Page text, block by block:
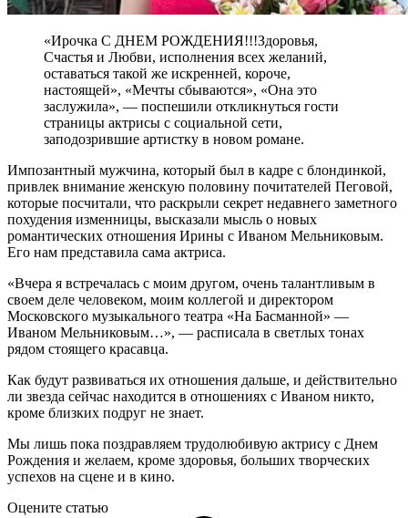
«Ирочка С ДНЕМ РОЖДЕНИЯ!!!Здоровья,
Счастья и Любви, исполнения всех желаний,
оставаться такой же искренней, короче,
настоящей», «Мечты сбываются», «Она это
заслужила», — поспешили откликнуться гости
страницы актрисы с социальной сети,
заподозрившие артистку в новом романе.
Импозантный мужчина, который был в кадре с блондинкой,
привлек внимание женскую половину почитателей Пеговой,
которые посчитали, что раскрыли секрет недавнего заметного
похудения изменницы, высказали мысль о новых
романтических отношения Ирины с Иваном Мельниковым.
Его нам представила сама актриса.
«Вчера я встречалась с моим другом, очень талантливым в
своем деле человеком, моим коллегой и директором
Московского музыкального театра «На Басманной» —
Иваном Мельниковым…», — расписала в светлых тонах
рядом стоящего красавца.
Как будут развиваться их отношения дальше, и действительно
ли звезда сейчас находится в отношениях с Иваном никто,
кроме близких подруг не знает.
Мы лишь пока поздравляем трудолюбивую актрису с Днем
Рождения и желаем, кроме здоровья, больших творческих
успехов на сцене и в кино.
Оцените статью